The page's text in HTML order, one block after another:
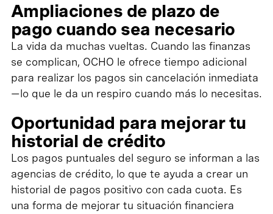
Ampliaciones de plazo de
pago cuando sea necesario
La vida da muchas vueltas. Cuando las finanzas
se complican, OCHO le ofrece tiempo adicional
para realizar los pagos sin cancelación inmediata
—lo que le da un respiro cuando más lo necesitas.
Oportunidad para mejorar tu
historial de crédito
Los pagos puntuales del seguro se informan a las
agencias de crédito, lo que te ayuda a crear un
historial de pagos positivo con cada cuota. Es
una forma de mejorar tu situación financiera